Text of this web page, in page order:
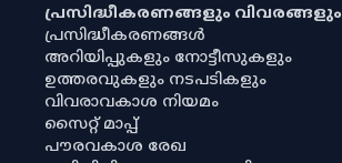
പ്രസിദ്ധീകരണങ്ങളും വിവരങ്ങളും
പ്രസിദ്ധീകരണങ്ങൾ
അറിയിപ്പുകളും നോട്ടീസുകളും
ഉത്തരവുകളും നടപടികളും
വിവരാവകാശ നിയമം
സൈറ്റ് മാപ്പ്
പൗരവകാശ രേഖ